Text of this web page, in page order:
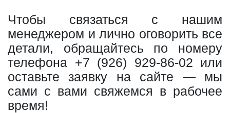
Чтобы связаться с нашим
менеджером и лично оговорить все
детали, обращайтесь по номеру
телефона +7 (926) 929-86-02 или
оставьте заявку на сайте — мы
сами с вами свяжемся в рабочее
время!